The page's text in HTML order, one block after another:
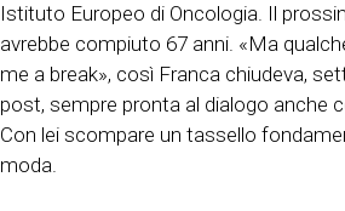
Istituto Europeo di Oncologia. Il
avrebbe compiuto 67 anni. «Ma
me a break», così Franca chiudeva,
post, sempre pronta al dialogo anche
Con lei scompare un tassello
moda.